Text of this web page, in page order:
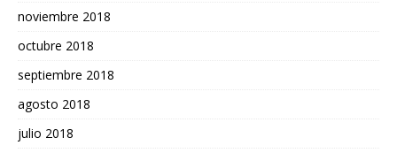
noviembre 2018
octubre 2018
septiembre 2018
agosto 2018
julio 2018